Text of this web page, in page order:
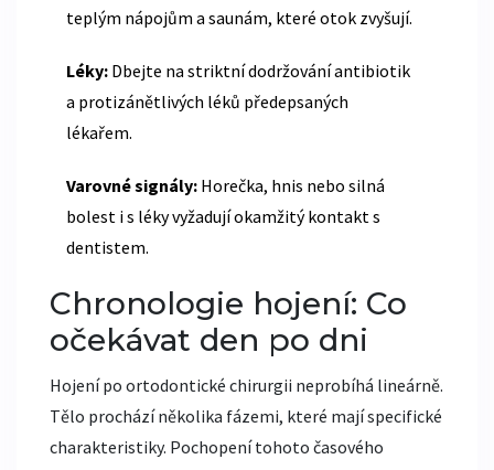
teplým nápojům a saunám, které otok zvyšují.
Léky: Dbejte na striktní dodržování antibiotik
a protizánětlivých léků předepsaných
lékařem.
Varovné signály: Horečka, hnis nebo silná
bolest i s léky vyžadují okamžitý kontakt s
dentistem.
Chronologie hojení: Co
očekávat den po dni
Hojení po ortodontické chirurgii neprobíhá lineárně.
Tělo prochází několika fázemi, které mají specifické
charakteristiky. Pochopení tohoto časového